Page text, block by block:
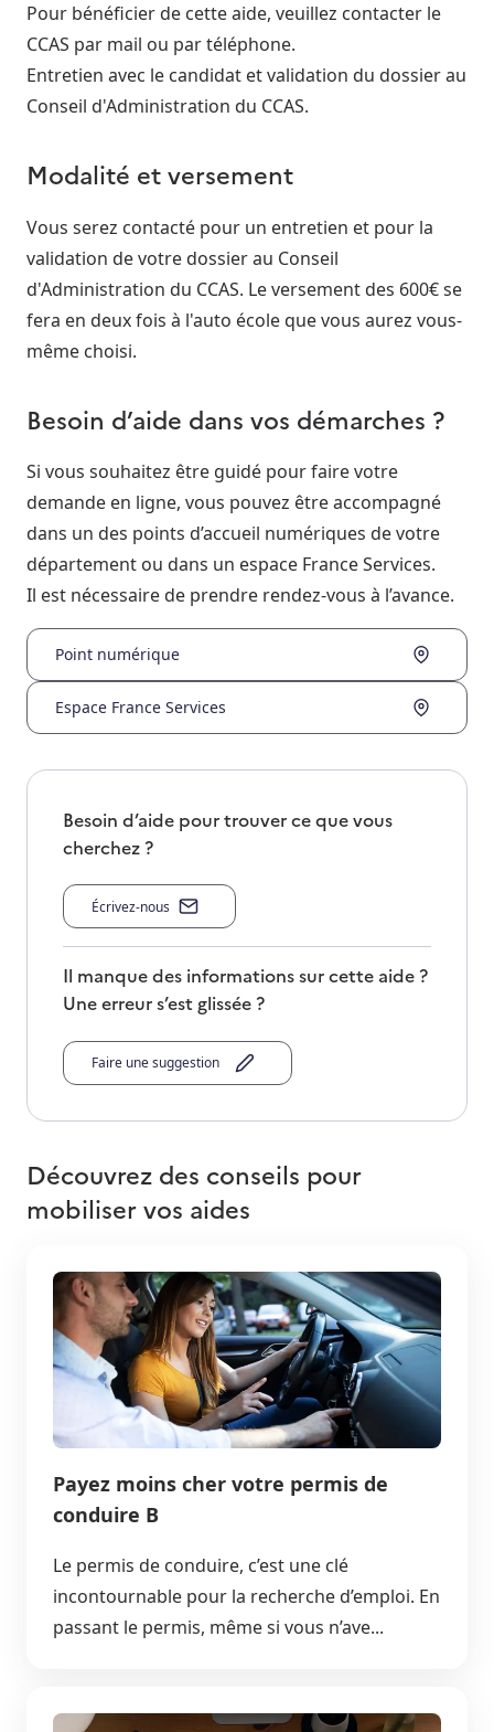
Pour bénéficier de cette aide, veuillez contacter le
CCAS par mail ou par téléphone.
Entretien avec le candidat et validation du dossier au
Conseil d'Administration du CCAS.
Modalité et versement
Vous serez contacté pour un entretien et pour la
validation de votre dossier au Conseil
d'Administration du CCAS. Le versement des 600€ se
fera en deux fois à l'auto école que vous aurez vous-
même choisi.
Besoin d’aide dans vos démarches ?
Si vous souhaitez être guidé pour faire votre
demande en ligne, vous pouvez être accompagné
dans un des points d’accueil numériques de votre
département ou dans un espace France Services.
Il est nécessaire de prendre rendez-vous à l’avance.
Point numérique
Espace France Services
Besoin d’aide pour trouver ce que vous
cherchez ?
Écrivez-nous
Il manque des informations sur cette aide ?
Une erreur s’est glissée ?
Faire une suggestion
Découvrez des conseils pour
mobiliser vos aides
Payez moins cher votre permis de
conduire B
Le permis de conduire, c’est une clé
incontournable pour la recherche d’emploi. En
passant le permis, même si vous n’ave...